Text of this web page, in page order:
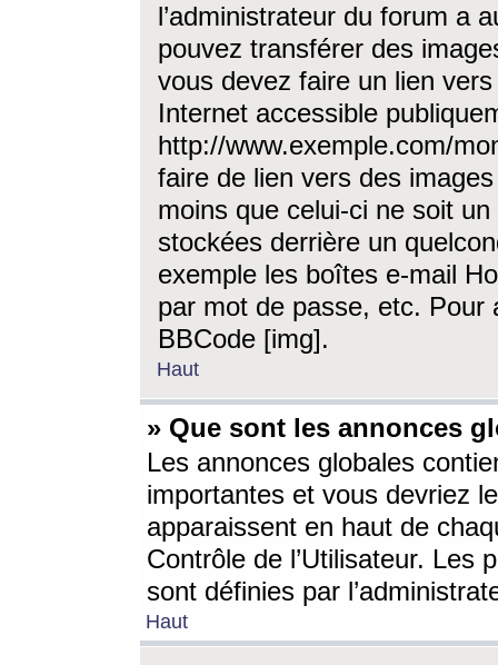
l’administrateur du forum a
pouvez transférer des
vous devez faire un lien
Internet accessible
http://www.exemple.com/
faire de lien vers des
moins que celui-ci ne soit
stockées derrière un
exemple les boîtes e-mail
par mot de passe, etc. Pour
BBCode [img].
Haut
» Que sont les annonces
Les annonces globales
importantes et vous devriez
apparaissent en haut de
Contrôle de l’Utilisateur. Les
sont définies par
Haut